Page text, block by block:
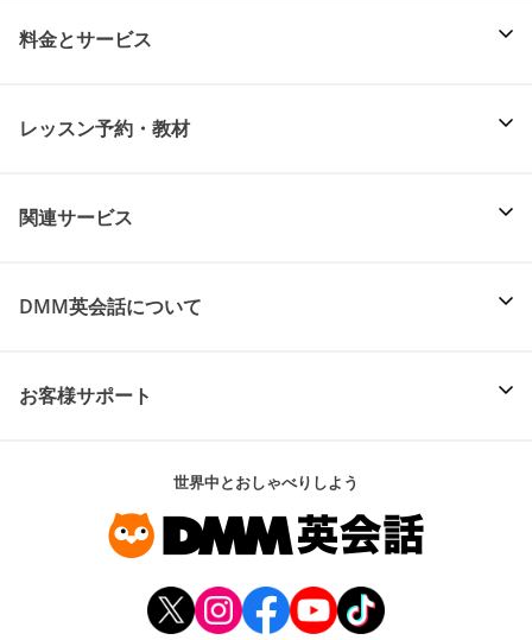
料金とサービス
レッスン予約・教材
関連サービス
DMM英会話について
お客様サポート
世界中とおしゃべりしよう